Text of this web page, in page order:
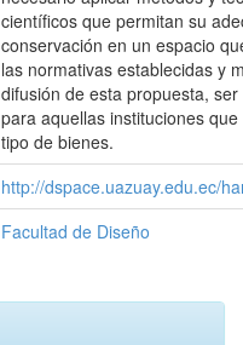
científicos que permitan su
conservación en un espacio
las normativas establecidas y
difusión de esta propuesta,
para aquellas instituciones
tipo de bienes.
http://dspace.uazuay.edu.ec/
Facultad de Diseño